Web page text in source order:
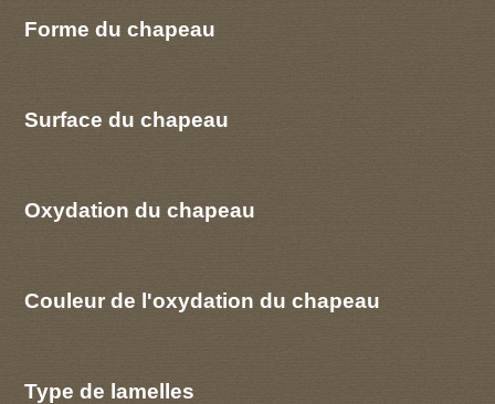
Forme du chapeau
Surface du chapeau
Oxydation du chapeau
Couleur de l'oxydation du chapeau
Type de lamelles